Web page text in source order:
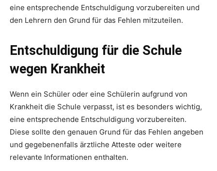
eine entsprechende Entschuldigung vorzubereiten und
den Lehrern den Grund für das Fehlen mitzuteilen.
Entschuldigung für die Schule
wegen Krankheit
Wenn ein Schüler oder eine Schülerin aufgrund von
Krankheit die Schule verpasst, ist es besonders wichtig,
eine entsprechende Entschuldigung vorzubereiten.
Diese sollte den genauen Grund für das Fehlen angeben
und gegebenenfalls ärztliche Atteste oder weitere
relevante Informationen enthalten.